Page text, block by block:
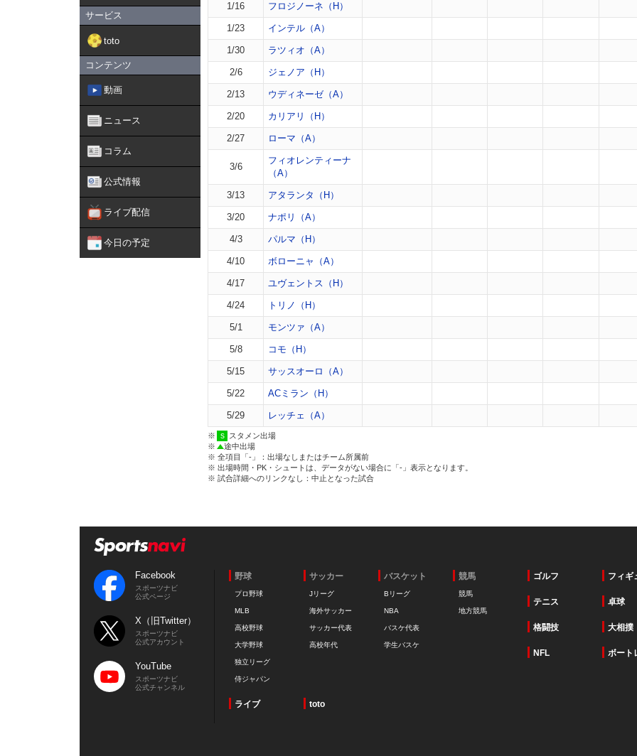
サービス
toto
コンテンツ
動画
ニュース
コラム
公式情報
ライブ配信
今日の予定
1/16 フロジノーネ（H）
1/23 インテル（A）
1/30 ラツィオ（A）
2/6 ジェノア（H）
2/13 ウディネーゼ（A）
2/20 カリアリ（H）
2/27 ローマ（A）
3/6
フィオレンティーナ
（A）
3/13 アタランタ（H）
3/20 ナポリ（A）
4/3 パルマ（H）
4/10 ボローニャ（A）
4/17 ユヴェントス（H）
4/24 トリノ（H）
5/1 モンツァ（A）
5/8 コモ（H）
5/15 サッスオーロ（A）
5/22 ACミラン（H）
5/29 レッチェ（A）
※
スタメン出場
※
途中出場
※ 全項目「-」：出場なしまたはチーム所属前
※ 出場時間・PK・シュートは、データがない場合に「-」表示となります。
※ 試合詳細へのリンクなし：中止となった試合
Facebook
スポーツナビ
公式ページ
X（旧Twitter）
スポーツナビ
公式アカウント
YouTube
スポーツナビ
公式チャンネル
野球
プロ野球
MLB
高校野球
大学野球
独立リーグ
侍ジャパン
サッカー
Jリーグ
海外サッカー
サッカー代表
高校年代
バスケット
Bリーグ
NBA
バスケ代表
学生バスケ
競馬
競馬
地方競馬
ゴルフ フィギ
テニス 卓球
格闘技 大相撲
NFL ボート
ライブ toto